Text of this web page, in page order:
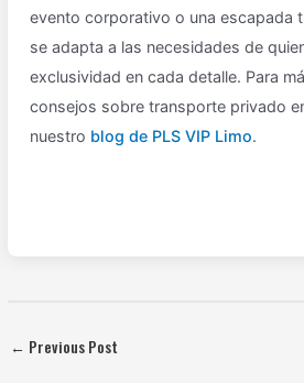
evento corporativo o una escapada
se adapta a las necesidades de
exclusividad en cada detalle. Para
consejos sobre transporte privado
nuestro blog de PLS VIP Limo.
← Previous Post